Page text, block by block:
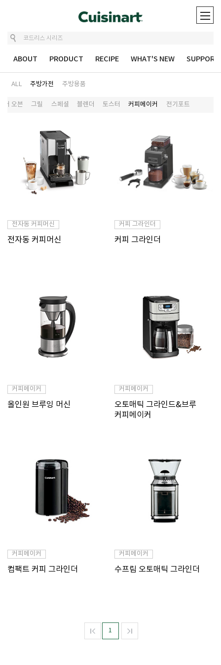
ABOUT PRODUCT RECIPE WHAT'S NEW SUPPORT
ALL 주방가전 주방용품
어 오븐 그릴 스페셜 블렌더 토스터 커피메이커 전기포트
전자동 커피머신
전자동 커피머신
커피 그라인더
커피 그라인더
커피메이커
올인원 브루잉 머신
커피메이커
오토매틱 그라인드&브루
커피메이커
커피메이커
컴팩트 커피 그라인더
커피메이커
수프림 오토매틱 그라인더
1